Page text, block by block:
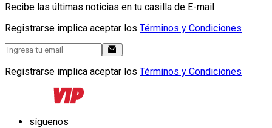
Recibe las últimas noticias en tu casilla de E-mail
Registrarse implica aceptar los Términos y Condiciones
Registrarse implica aceptar los Términos y Condiciones
síguenos